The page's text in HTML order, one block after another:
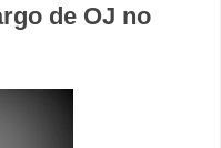
de OJ no